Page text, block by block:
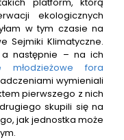
ekologicznych
w tym czasie na
Sejmiki Klimatyczne.
a następnie – na ich
młodzieżowe fora
wymieniali
pierwszego z nich
skupili się na
jak jednostka może